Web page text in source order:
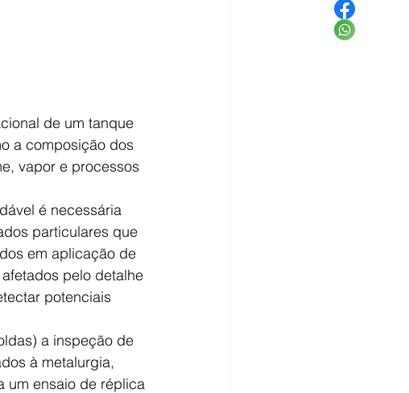
de um tanque
a composição dos
vapor e processos
é necessária
particulares que
em aplicação de
pelo detalhe
potenciais
à metalurgia,
um ensaio de réplica